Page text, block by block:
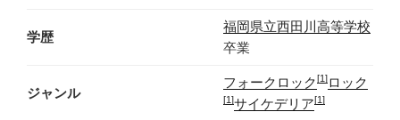
学歴
福岡県立西田川高等学校
卒業
ジャンル
フォークロック[1]ロック
[1]サイケデリア[1]